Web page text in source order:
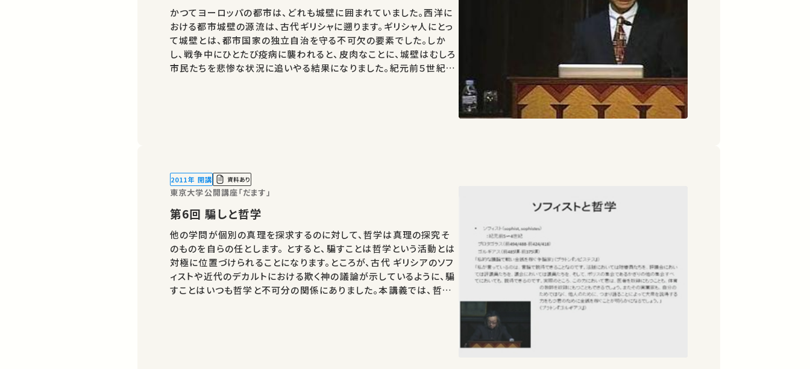
かつてヨーロッパの都市は、どれも城壁に囲まれていました。西洋に
おける都市城壁の源流は、古代ギリシャに遡ります。ギリシャ人にとっ
て城壁とは、都市国家の独立自治を守る不可欠の要素でした。しか
し、戦争中にひとたび疫病に襲われると、皮肉なことに、城壁はむしろ
市民たちを悲惨な状況に追いやる結果になりました。紀元前５世紀の
2011年 開講 資料あり
東京大学公開講座「だます」
第6回 騙しと哲学
他の学問が個別の真理を探求するのに対して、哲学は真理の探究そ
のものを自らの任とします。 とすると、騙すことは哲学という活動とは
対極に位置づけられることになります。ところが、古代 ギリシアのソフ
ィストや近代のデカルトにおける欺く神の議論が示しているように、騙
すことはいつも哲学と不可分の関係にありました。本講義では、哲学